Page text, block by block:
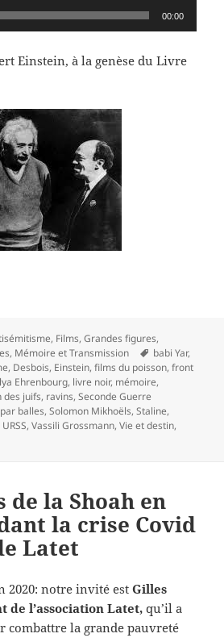
00:00
Einstein, à la genèse du Livre
, Films,Grandes figures,
, Mémoire et Transmission
Mots-
clés
babi Yar,
, Desbois, Einstein,films du poisson,front
Ehrenbourg, livre noir, mémoire,
des juifs, ravins,Seconde Guerre
balles,Solomon Mikhoëls,Staline,
URSS,Vassili Grossmann,Vie et destin,
la Shoah en
la crise Covid
Latet
2020: notre invité estGilles
de l’association Latet, qu’il a
combattre la grande pauvreté